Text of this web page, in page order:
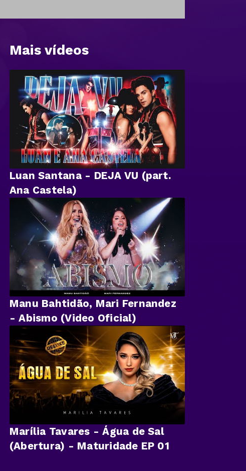
Mais vídeos
Luan Santana - DEJA VU (part.
Ana Castela)
Manu Bahtidão, Mari Fernandez
- Abismo (Video Oficial)
Marília Tavares - Água de Sal
(Abertura) - Maturidade EP 01